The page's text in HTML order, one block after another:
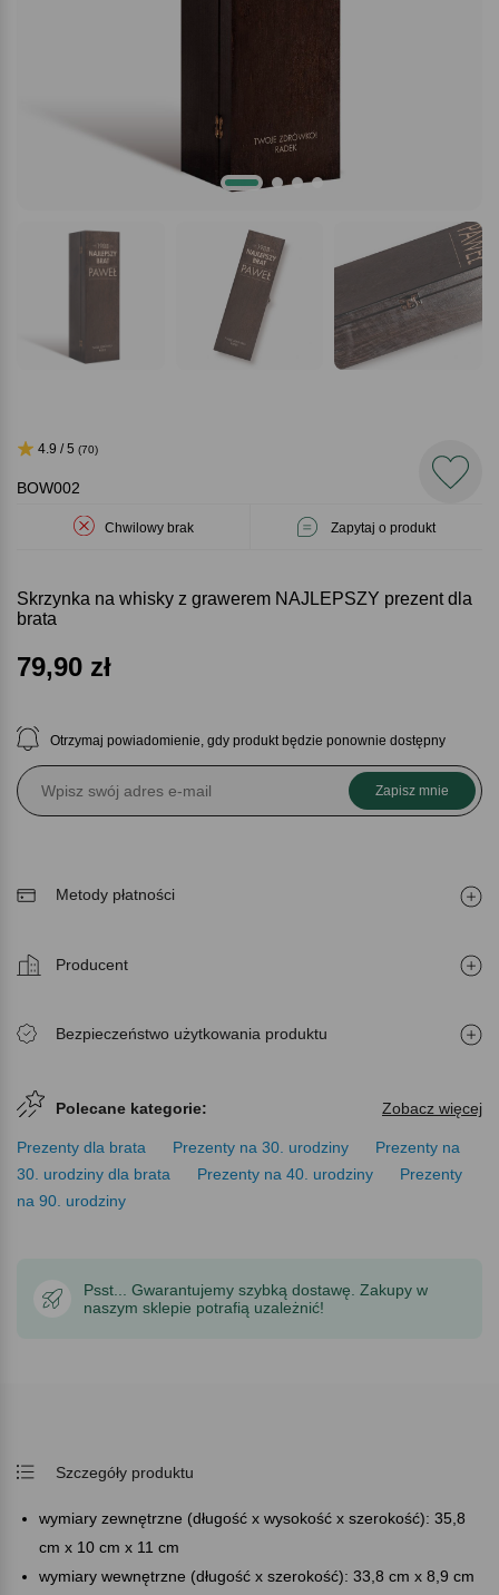
BOW002
Chwilowy brak Zapytaj o produkt
4.9 / 5 (70)
Skrzynka na whisky z grawerem NAJLEPSZY prezent dla
brata
79,90 zł
Otrzymaj powiadomienie, gdy produkt będzie ponownie dostępny
Zapisz mnie
Metody płatności
Producent
Bezpieczeństwo użytkowania produktu
Polecane kategorie: Zobacz więcej
Prezenty dla brata Prezenty na 30. urodziny
Prezenty na
30. urodziny dla brata
Prezenty na 40. urodziny
Prezenty
na 90. urodziny
Psst... Gwarantujemy szybką dostawę. Zakupy w
naszym sklepie potrafią uzależnić!
Szczegóły produktu
wymiary zewnętrzne (długość x wysokość x szerokość): 35,8
cm x 10 cm x 11 cm
wymiary wewnętrzne (długość x szerokość): 33,8 cm x 8,9 cm